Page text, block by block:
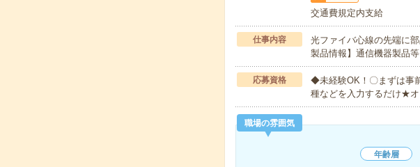
交通費規定内支給
仕事内容
光ファイバ心線の先端に
製品情報】通信機器製品
応募資格
◆未経験OK！〇まずは事
種などを入力するだけ★
職場の雰囲気
年齢層